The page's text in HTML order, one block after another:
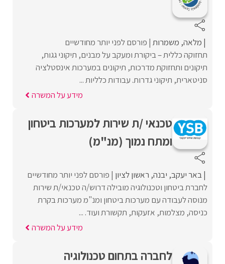
מלאה משמרות פורסם לפני יותר מחודשיים
תחזוקה כללית – ביקורת ומעקב על מבנים, תיקוני גגות,
תיקונים ותחזוקת מדרכות, תיקונים במערכות אינסטלציה
סניטארית, תיקוני גדרות. עבודות כלליות ...
מידע על המשרה
טכנאי /ת שירות למערכות ביטחון
ומתח נמוך (מנ"מ)
באר יעקב יבנה ראשון לציון פורסם לפני יותר מחודשיים
לחברת ביטחון וטכנולוגיה מובילה דרוש/ה טכנאי/ת שירות
מנוסה לעבודה עם מערכות ביטחון ומנ"מ מערכות בקרת
כניסה, מצלמות, אזעקות, תקשורת ועוד. ...
מידע על המשרה
לחברה בתחום טכנולוגיה